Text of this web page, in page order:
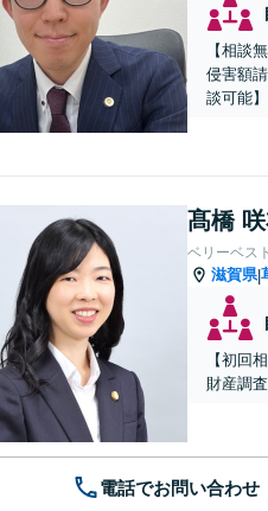
【相談
侵害額
談可能
髙橋
ベリーベス
滋賀県|
【初回
財産調
電話でお問い合わせ